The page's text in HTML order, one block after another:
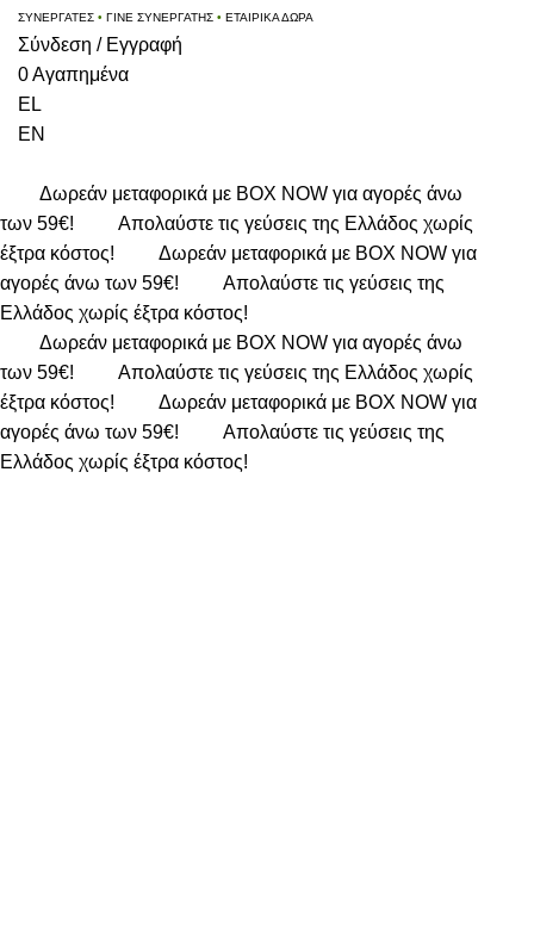
ΣΥΝΕΡΓΑΤΕΣ • ΓΙΝΕ ΣΥΝΕΡΓΑΤΗΣ • ΕΤΑΙΡΙΚΑ ΔΩΡΑ
Σύνδεση / Εγγραφή
0Αγαπημένα
EL
EN
Δωρεάν μεταφορικά με BOX NOW για αγορές άνω
των 59€!
Απολαύστε τις γεύσεις της Ελλάδος χωρίς
έξτρα κόστος!
Δωρεάν μεταφορικά με BOX NOW για
αγορές άνω των 59€!
Απολαύστε τις γεύσεις της
Ελλάδος χωρίς έξτρα κόστος!
Δωρεάν μεταφορικά με BOX NOW για αγορές άνω
των 59€!
Απολαύστε τις γεύσεις της Ελλάδος χωρίς
έξτρα κόστος!
Δωρεάν μεταφορικά με BOX NOW για
αγορές άνω των 59€!
Απολαύστε τις γεύσεις της
Ελλάδος χωρίς έξτρα κόστος!